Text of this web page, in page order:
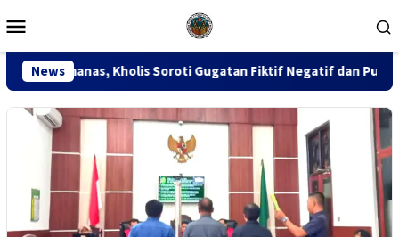
ke
Mobile
News
Soroti Gugatan Fiktif Negatif dan Putusan PK 155